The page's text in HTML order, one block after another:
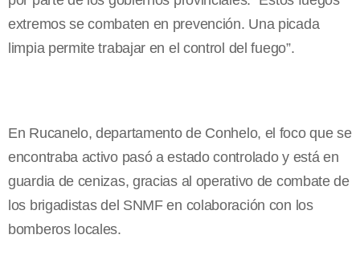
extremos se combaten en prevención. Una picada
limpia permite trabajar en el control del fuego”.
En Rucanelo, departamento de Conhelo, el foco que se
encontraba activo pasó a estado controlado y está en
guardia de cenizas, gracias al operativo de combate de
los brigadistas del SNMF en colaboración con los
bomberos locales.